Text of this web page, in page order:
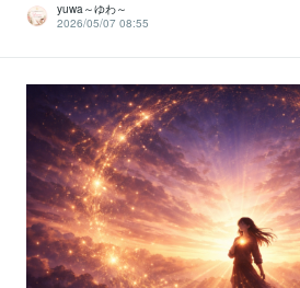
yuwa～ゆわ～
2026/05/07 08:55